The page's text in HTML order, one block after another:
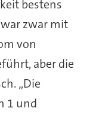
bestens
zwar mit
von
aber die
„Die
1 und